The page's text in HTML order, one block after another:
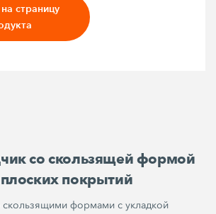
страницу
со скользящей формой
покрытий
скользящими формами с укладкой